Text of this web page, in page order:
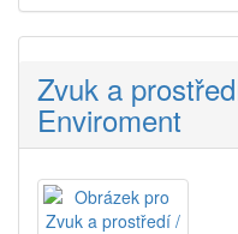
Zvuk a
Enviroment